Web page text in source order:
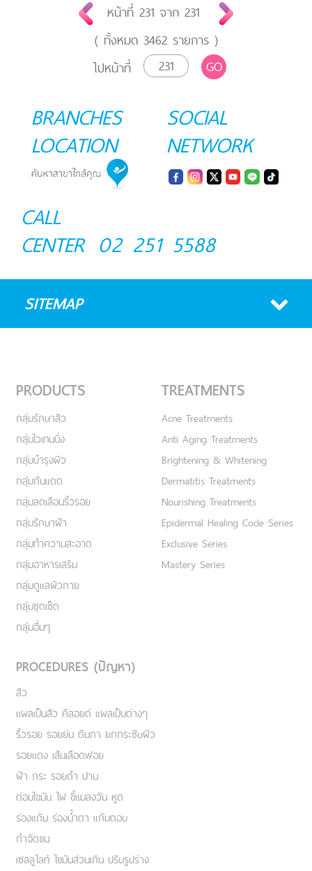
หน้าที่ 231 จาก 231
( ทั้งหมด 3462รายการ )
ไปหน้าที่
GO
BRANCHES
LOCATION
SOCIAL
NETWORK
CALL
CENTER 02 251 5588
SITEMAP
PRODUCTS
กลุ่มรักษาสิว
กลุ่มไวเทนนิ่ง
กลุ่มบำรุงผิว
กลุ่มกันแดด
กลุ่มลดเลือนริ้วรอย
กลุ่มรักษาฝ้า
กลุ่มทำความสะอาด
กลุ่มอาหารเสริม
กลุ่มดูแลผิวกาย
กลุ่มชุดเซ็ต
กลุ่มอื่นๆ
TREATMENTS
Acne Treatments
Anti Aging Treatments
Brightening & Whitening
Dermatitis Treatments
Nourishing Treatments
Epidermal Healing Code Series
Exclusive Series
Mastery Series
PROCEDURES (ปัญหา)
สิว
แผลเป็นสิว คีลอยด์ แผลเป็นต่างๆ
ริ้วรอย รอยย่น ตีนกา ยกกระชับผิว
รอยแดง เส้นเลือดฟอย
ฝ้า กระ รอยดำ ปาน
ต่อมไขมัน ไฝ ขี้แมลงวัน หูด
ร่องแก้ม ร่องน้ำตา แก้มตอบ
กำจัดขน
เชลลูไลท์ ไขมันส่วนเกิน ปรับรูปร่าง